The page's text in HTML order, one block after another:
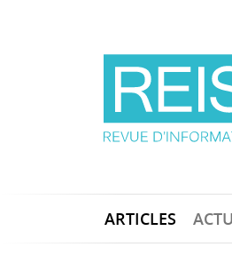
ARTICLES